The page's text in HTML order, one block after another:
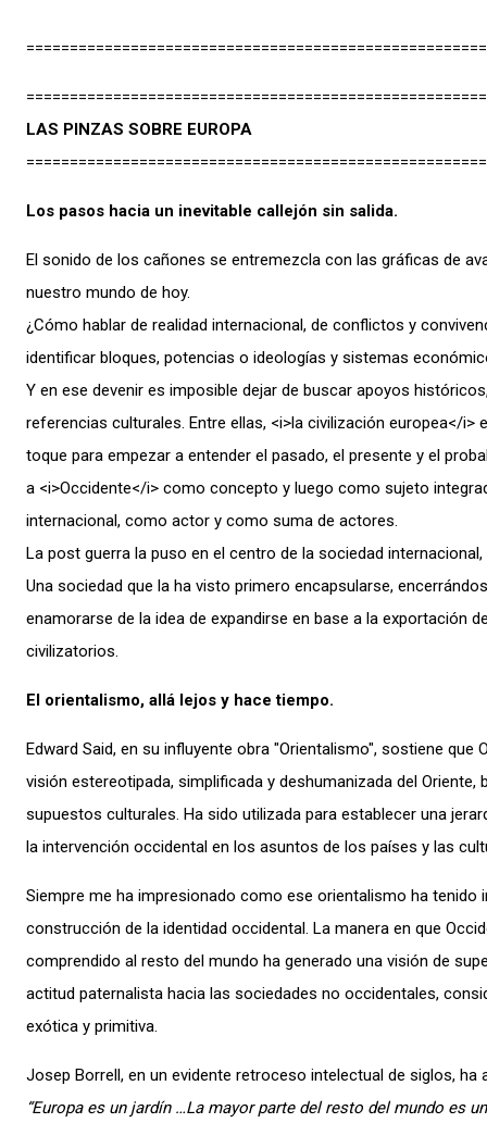
LAS PINZAS SOBRE EUROPA
Los pasos hacia un inevitable callejón sin salida.
El sonido de los cañones se entremezcla con las gráficas de
nuestro mundo de hoy.
¿Cómo hablar de realidad internacional, de conflictos y
identificar bloques, potencias o ideologías y sistemas
Y en ese devenir es imposible dejar de buscar apoyos
referencias culturales. Entre ellas, <i>la civilización europea</i>
toque para empezar a entender el pasado, el presente y el
a <i>Occidente</i> como concepto y luego como sujeto
internacional, como actor y como suma de actores.
La post guerra la puso en el centro de la sociedad
Una sociedad que la ha visto primero encapsularse,
enamorarse de la idea de expandirse en base a la exportación
civilizatorios.
El orientalismo, allá lejos y hace tiempo.
Edward Said, en su influyente obra "Orientalismo", sostiene que
visión estereotipada, simplificada y deshumanizada del Oriente,
supuestos culturales. Ha sido utilizada para establecer una
la intervención occidental en los asuntos de los países y las
Siempre me ha impresionado como ese orientalismo ha tenido
construcción de la identidad occidental. La manera en que
comprendido al resto del mundo ha generado una visión de
actitud paternalista hacia las sociedades no occidentales,
exótica y primitiva.
Josep Borrell, en un evidente retroceso intelectual de siglos, ha
“Europa es un jardín …La mayor parte del resto del mundo es